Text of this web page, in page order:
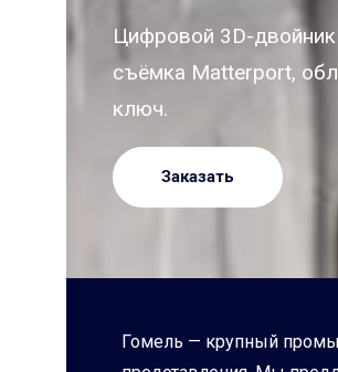
Цифровой 3D-
съёмка Matterport,
ключ.
Заказать
Гомель — крупный